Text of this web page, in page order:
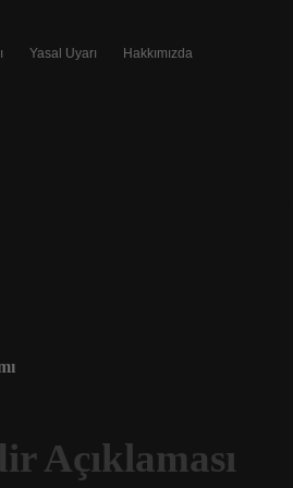
Yasal Uyarı Hakkımızda
Açıklaması